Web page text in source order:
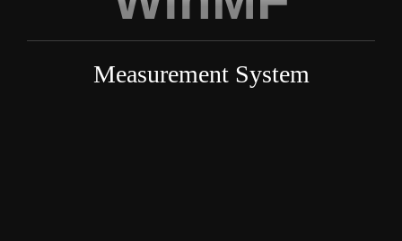
Measurement System